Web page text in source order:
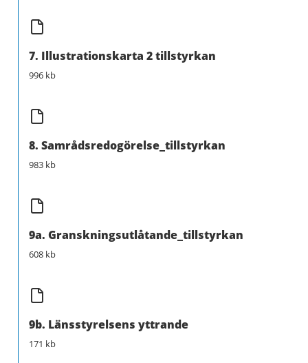
7. Illustrationskarta 2 tillstyrkan
996 kb
8. Samrådsredogörelse_tillstyrkan
983 kb
9a. Granskningsutlåtande_tillstyrkan
608 kb
9b. Länsstyrelsens yttrande
171 kb